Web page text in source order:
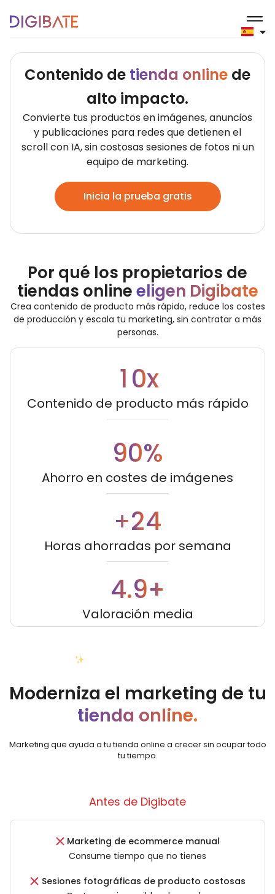
Marcas de comercio
Contenido de tienda online de
alto impacto.
Convierte tus productos en imágenes, anuncios
y publicaciones para redes que detienen el
scroll con IA, sin costosas sesiones de fotos ni un
equipo de marketing.
Inicia la prueba gratis
Por qué los propietarios de
tiendas onlineeligen Digibate
Crea contenido de producto más rápido, reduce los costes
de producción y escala tu marketing, sin contratar a más
personas.
10x
Contenido de producto más rápido
90%
Ahorro en costes de imágenes
+24
Horas ahorradas por semana
4.9+
Valoración media
Moderniza el marketing de tu
tienda online.
Marketing que ayuda a tu tienda online a crecer sin ocupar todo
tu tiempo.
Antes de Digibate
Marketing de ecommerce manual
Consume tiempo que no tienes
Sesiones fotográficas de producto costosas